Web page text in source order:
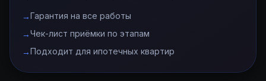
Гарантия на все работы
Чек-лист приёмки по этапам
Подходит для ипотечных квартир